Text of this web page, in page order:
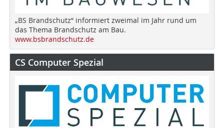
„BS Brandschutz“ informiert zweimal im Jahr rund um
das Thema Brandschutz am Bau.
www.bsbrandschutz.de
CS Computer Spezial